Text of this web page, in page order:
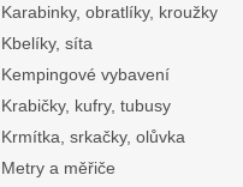
Karabinky, obratlíky, kroužky
Kbelíky, síta
Kempingové vybavení
Krabičky, kufry, tubusy
Krmítka, srkačky, olůvka
Metry a měřiče